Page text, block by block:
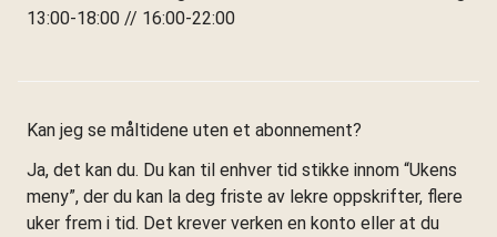
13:00-18:00 // 16:00-22:00
Kan jeg se måltidene uten et abonnement?
Ja, det kan du. Du kan til enhver tid stikke innom “Ukens
meny”, der du kan la deg friste av lekre oppskrifter, flere
uker frem i tid. Det krever verken en konto eller at du